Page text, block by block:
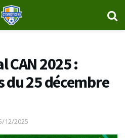
CAN 2025 :
25 décembre
12/2025